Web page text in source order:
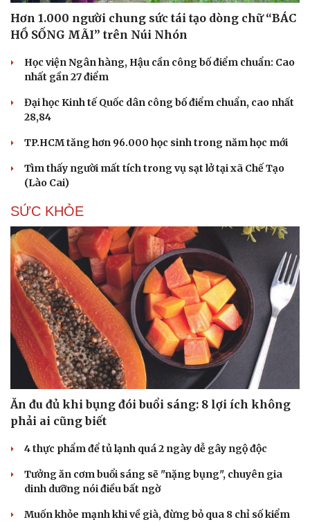
Cải chính
Hơn 1.000 người chung sức tái tạo dòng chữ “BÁC
HỒ SỐNG MÃI” trên Núi Nhón
Học viện Ngân hàng, Hậu cần công bố điểm chuẩn: Cao
nhất gần 27 điểm
Đại học Kinh tế Quốc dân công bố điểm chuẩn, cao nhất
28,84
TP.HCM tăng hơn 96.000 học sinh trong năm học mới
Tìm thấy người mất tích trong vụ sạt lở tại xã Chế Tạo
(Lào Cai)
SỨC KHỎE
Ăn đu đủ khi bụng đói buổi sáng: 8 lợi ích không
phải ai cũng biết
4 thực phẩm để tủ lạnh quá 2 ngày dễ gây ngộ độc
Tưởng ăn cơm buổi sáng sẽ "nặng bụng", chuyên gia
dinh dưỡng nói điều bất ngờ
Muốn khỏe mạnh khi về già, đừng bỏ qua 8 chỉ số kiểm